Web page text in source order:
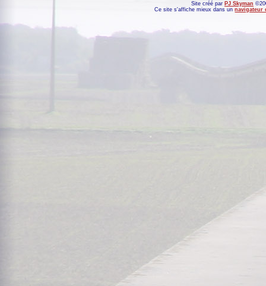
Site créé par PJ Skyman
Ce site s'affiche mieux dans unnavigateur